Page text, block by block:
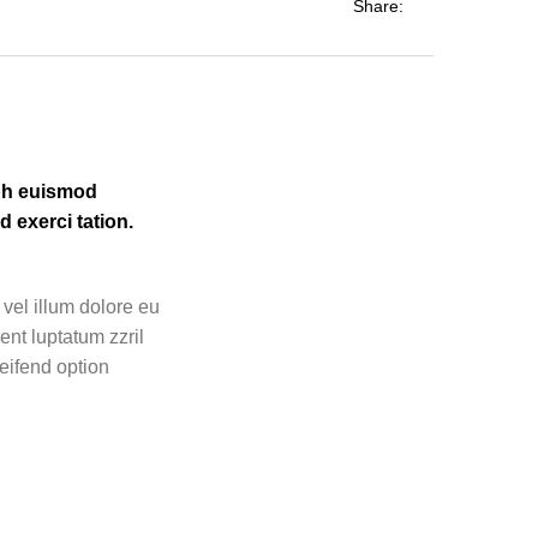
Share:
euismod
exerci tation.
illum dolore eu
luptatum zzril
option